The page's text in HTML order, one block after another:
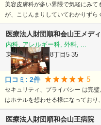
美容皮膚科が多い界隈で気軽にみ
が、こじんまりしていてわかりずら
医療法人財団順和会山王メデ
内科, アレルギー科, 外科, ...
東京都港区赤坂8丁目5-35
口コミ: 2件 5
セキュリティ、プライバシー は完
はホテルを想わせる様になっており
医療法人財団順和会山王病院